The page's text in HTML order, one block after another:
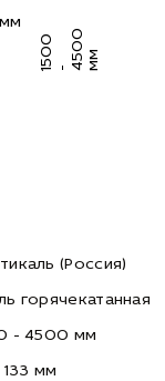
1
5
0
0 -
4
5
0 0
м м
(Россия)
горячекатанная
- 4500 мм
133 мм